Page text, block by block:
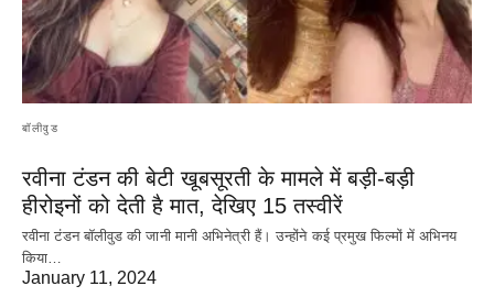
बॉलीवुड
रवीना टंडन की बेटी खूबसूरती के मामले में बड़ी-बड़ी
हीरोइनों को देती है मात, देखिए 15 तस्वीरें
रवीना टंडन बॉलीवुड की जानी मानी अभिनेत्री हैं। उन्होंने कई प्रमुख फिल्मों में अभिनय
किया…
January 11, 2024